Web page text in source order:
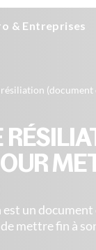
& Entreprises
résiliation
un
mettre fin à